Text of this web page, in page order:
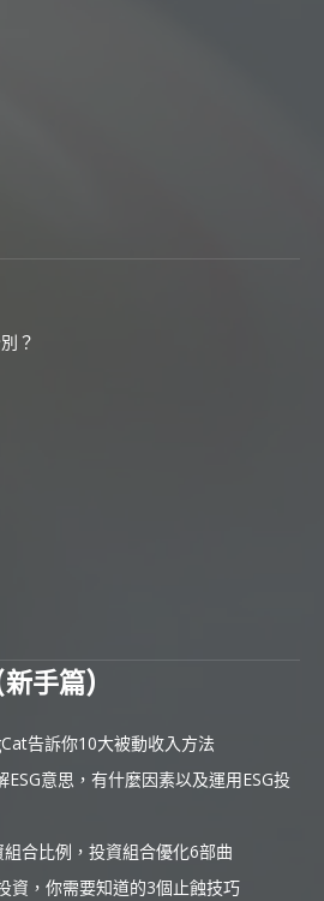
？
手篇)
告訴你10大被動收入方法
ESG意思，有什麼因素以及運用ESG投
組合比例，投資組合優化6部曲
資，你需要知道的3個止蝕技巧